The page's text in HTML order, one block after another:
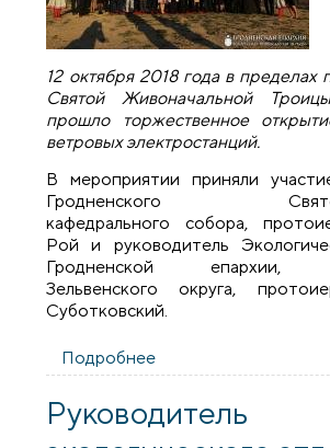
12 октября 2018 года в пределах
Святой Живоначальной
прошло торжественное
ветровых электростанций.
В мероприятии приняли
Гродненского Свято-
кафедрального собора,
Рой и руководитель
Гродненской епархии,
Зельвенского округа,
Суботковский.
Подробнее
ветропарка
Руководитель